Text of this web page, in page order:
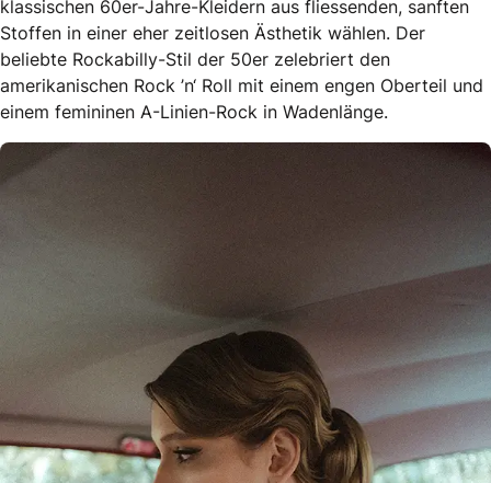
klassischen 60er-Jahre-Kleidern aus fliessenden, sanften
Stoffen in einer eher zeitlosen Ästhetik wählen. Der
beliebte Rockabilly-Stil der 50er zelebriert den
amerikanischen Rock ’n‘ Roll mit einem engen Oberteil und
einem femininen A-Linien-Rock in Wadenlänge.